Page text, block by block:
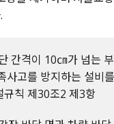
.
간격이 10㎝가 넘는
사고를 방지하는 설비
규칙 제30조2 제3항